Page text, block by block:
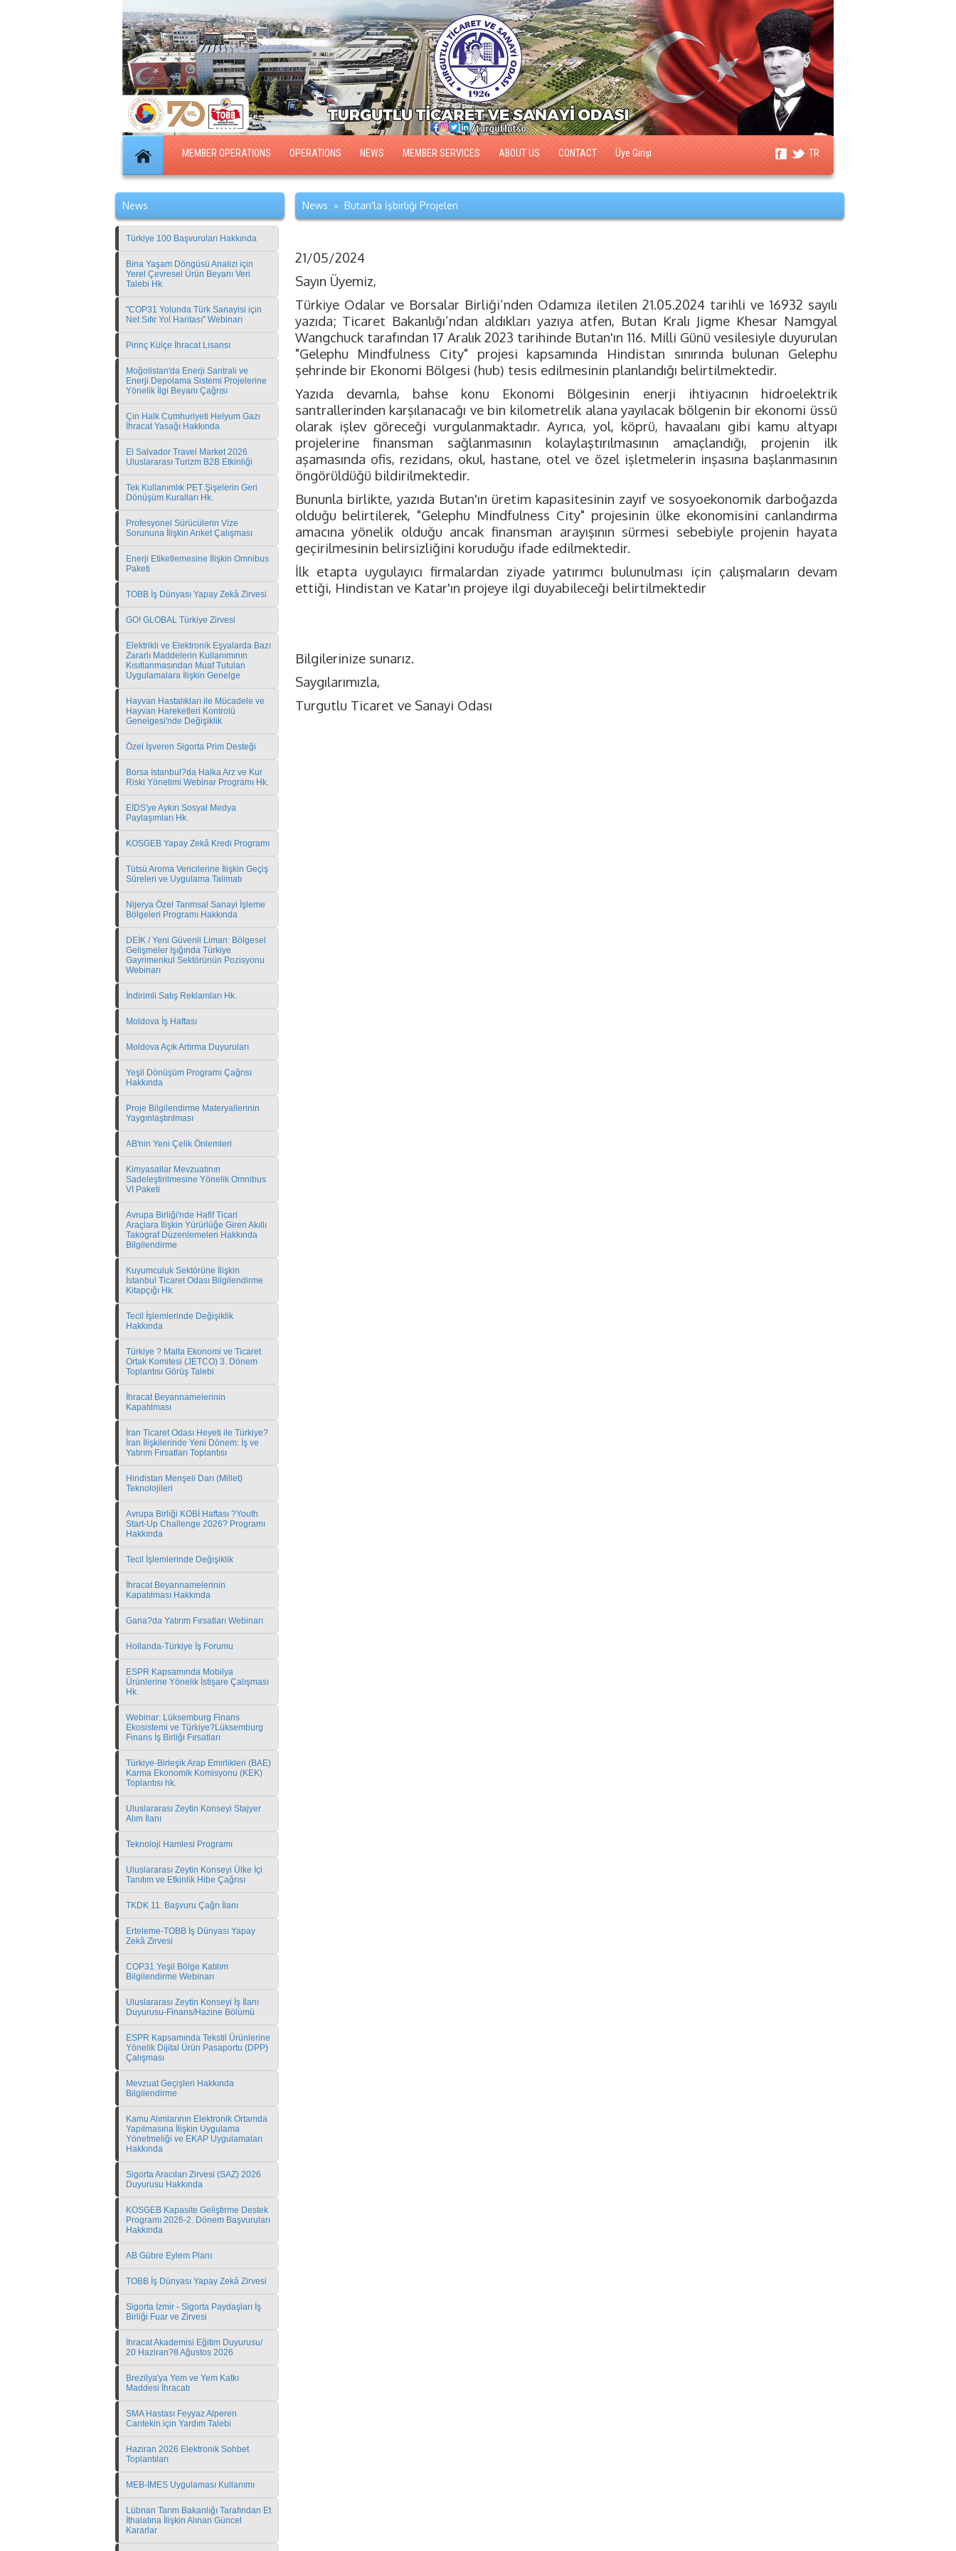
MEMBER OPERATIONS OPERATIONS NEWS MEMBER SERVICES ABOUT US CONTACT Üye Girişi TR
News
Türkiye 100 Başvuruları Hakkında
Bina Yaşam Döngüsü Analizi için
Yerel Çevresel Ürün Beyanı Veri
Talebi Hk.
"COP31 Yolunda Türk Sanayisi için
Net Sıfır Yol Haritası" Webinarı
Pirinç Külçe İhracat Lisansı
Moğolistan'da Enerji Santrali ve
Enerji Depolama Sistemi Projelerine
Yönelik İlgi Beyanı Çağrısı
Çin Halk Cumhuriyeti Helyum Gazı
İhracat Yasağı Hakkında
El Salvador Travel Market 2026
Uluslararası Turizm B2B Etkinliği
Tek Kullanımlık PET Şişelerin Geri
Dönüşüm Kuralları Hk.
Profesyonel Sürücülerin Vize
Sorununa İlişkin Anket Çalışması
Enerji Etiketlemesine İlişkin Omnibus
Paketi
TOBB İş Dünyası Yapay Zekâ Zirvesi
GO! GLOBAL Türkiye Zirvesi
Elektrikli ve Elektronik Eşyalarda Bazı
Zararlı Maddelerin Kullanımının
Kısıtlanmasından Muaf Tutulan
Uygulamalara İlişkin Genelge
Hayvan Hastalıkları ile Mücadele ve
Hayvan Hareketleri Kontrolü
Genelgesi'nde Değişiklik
Özel İşveren Sigorta Prim Desteği
Borsa İstanbul?da Halka Arz ve Kur
Riski Yönetimi Webinar Programı Hk.
EİDS'ye Aykırı Sosyal Medya
Paylaşımları Hk.
KOSGEB Yapay Zekâ Kredi Programı
Tütsü Aroma Vericilerine İlişkin Geçiş
Süreleri ve Uygulama Talimatı
Nijerya Özel Tarımsal Sanayi İşleme
Bölgeleri Programı Hakkında
DEİK / Yeni Güvenli Liman: Bölgesel
Gelişmeler Işığında Türkiye
Gayrimenkul Sektörünün Pozisyonu
Webinarı
İndirimli Satış Reklamları Hk.
Moldova İş Haftası
Moldova Açık Artırma Duyuruları
Yeşil Dönüşüm Programı Çağrısı
Hakkında
Proje Bilgilendirme Materyallerinin
Yaygınlaştırılması
AB'nin Yeni Çelik Önlemleri
Kimyasallar Mevzuatının
Sadeleştirilmesine Yönelik Omnibus
VI Paketi
Avrupa Birliği'nde Hafif Ticari
Araçlara İlişkin Yürürlüğe Giren Akıllı
Takograf Düzenlemeleri Hakkında
Bilgilendirme
Kuyumculuk Sektörüne İlişkin
İstanbul Ticaret Odası Bilgilendirme
Kitapçığı Hk.
Tecil İşlemlerinde Değişiklik
Hakkında
Türkiye ? Malta Ekonomi ve Ticaret
Ortak Komitesi (JETCO) 3. Dönem
Toplantısı Görüş Talebi
İhracat Beyannamelerinin
Kapatılması
İran Ticaret Odası Heyeti ile Türkiye?
İran İlişkilerinde Yeni Dönem: İş ve
Yatırım Fırsatları Toplantısı
Hindistan Menşeli Darı (Millet)
Teknolojileri
Avrupa Birliği KOBİ Haftası ?Youth
Start-Up Challenge 2026? Programı
Hakkında
Tecil İşlemlerinde Değişiklik
İhracat Beyannamelerinin
Kapatılması Hakkında
Gana?da Yatırım Fırsatları Webinarı
Hollanda-Türkiye İş Forumu
ESPR Kapsamında Mobilya
Ürünlerine Yönelik İstişare Çalışması
Hk.
Webinar: Lüksemburg Finans
Ekosistemi ve Türkiye?Lüksemburg
Finans İş Birliği Fırsatları
Türkiye-Birleşik Arap Emirlikleri (BAE)
Karma Ekonomik Komisyonu (KEK)
Toplantısı hk.
Uluslararası Zeytin Konseyi Stajyer
Alım İlanı
Teknoloji Hamlesi Programı
Uluslararası Zeytin Konseyi Ülke İçi
Tanıtım ve Etkinlik Hibe Çağrısı
TKDK 11. Başvuru Çağrı İlanı
Erteleme-TOBB İş Dünyası Yapay
Zekâ Zirvesi
COP31 Yeşil Bölge Katılım
Bilgilendirme Webinarı
Uluslararası Zeytin Konseyi İş İlanı
Duyurusu-Finans/Hazine Bölümü
ESPR Kapsamında Tekstil Ürünlerine
Yönelik Dijital Ürün Pasaportu (DPP)
Çalışması
Mevzuat Geçişleri Hakkında
Bilgilendirme
Kamu Alımlarının Elektronik Ortamda
Yapılmasına İlişkin Uygulama
Yönetmeliği ve EKAP Uygulamaları
Hakkında
Sigorta Aracıları Zirvesi (SAZ) 2026
Duyurusu Hakkında
KOSGEB Kapasite Geliştirme Destek
Programı 2026-2. Dönem Başvuruları
Hakkında
AB Gübre Eylem Planı
TOBB İş Dünyası Yapay Zekâ Zirvesi
Sigorta İzmir - Sigorta Paydaşları İş
Birliği Fuar ve Zirvesi
İhracat Akademisi Eğitim Duyurusu/
20 Haziran?8 Ağustos 2026
Brezilya'ya Yem ve Yem Katkı
Maddesi İhracatı
SMA Hastası Feyyaz Alperen
Cantekin için Yardım Talebi
Haziran 2026 Elektronik Sohbet
Toplantıları
MEB-İMES Uygulaması Kullanımı
Lübnan Tarım Bakanlığı Tarafından Et
İthalatına İlişkin Alınan Güncel
Kararlar
News » Butan'la İşbirliği Projeleri
21/05/2024
Sayın Üyemiz,
Türkiye Odalar ve Borsalar Birliği’nden Odamıza iletilen 21.05.2024 tarihli ve 16932 sayılı
yazıda; Ticaret Bakanlığı’ndan aldıkları yazıya atfen, Butan Kralı Jigme Khesar Namgyal
Wangchuck tarafından 17 Aralık 2023 tarihinde Butan'ın 116. Milli Günü vesilesiyle duyurulan
"Gelephu Mindfulness City" projesi kapsamında Hindistan sınırında bulunan Gelephu
şehrinde bir Ekonomi Bölgesi (hub) tesis edilmesinin planlandığı belirtilmektedir.
Yazıda devamla, bahse konu Ekonomi Bölgesinin enerji ihtiyacının hidroelektrik
santrallerinden karşılanacağı ve bin kilometrelik alana yayılacak bölgenin bir ekonomi üssü
olarak işlev göreceği vurgulanmaktadır. Ayrıca, yol, köprü, havaalanı gibi kamu altyapı
projelerine finansman sağlanmasının kolaylaştırılmasının amaçlandığı, projenin ilk
aşamasında ofis, rezidans, okul, hastane, otel ve özel işletmelerin inşasına başlanmasının
öngörüldüğü bildirilmektedir.
Bununla birlikte, yazıda Butan'ın üretim kapasitesinin zayıf ve sosyoekonomik darboğazda
olduğu belirtilerek, "Gelephu Mindfulness City" projesinin ülke ekonomisini canlandırma
amacına yönelik olduğu ancak finansman arayışının sürmesi sebebiyle projenin hayata
geçirilmesinin belirsizliğini koruduğu ifade edilmektedir.
İlk etapta uygulayıcı firmalardan ziyade yatırımcı bulunulması için çalışmaların devam
ettiği, Hindistan ve Katar'ın projeye ilgi duyabileceği belirtilmektedir
Bilgilerinize sunarız.
Saygılarımızla,
Turgutlu Ticaret ve Sanayi Odası